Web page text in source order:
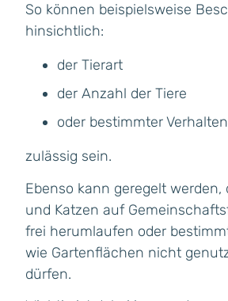
So können beispielsweise
hinsichtlich:
der Tierart
der Anzahl der Tiere
oder bestimmter
zulässig sein.
Ebenso kann geregelt werden,
und Katzen auf
frei herumlaufen oder
wie Gartenflächen nicht
dürfen.